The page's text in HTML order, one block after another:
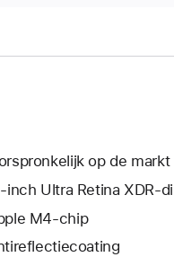
op de
Ultra Retina XDR-
M4‑chip